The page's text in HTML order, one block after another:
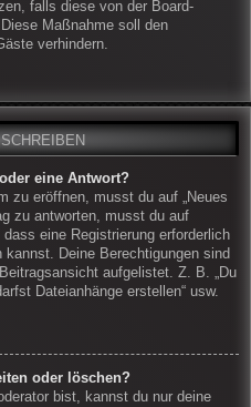
falls diese von der Board-
Maßnahme soll den
verhindern.
eine Antwort?
zu eröffnen, musst du auf „Neues
zu antworten, musst du auf
eine Registrierung erforderlich
Deine Berechtigungen sind
aufgelistet. Z. B. „Du
Dateianhänge erstellen“ usw.
oder löschen?
bist, kannst du nur deine